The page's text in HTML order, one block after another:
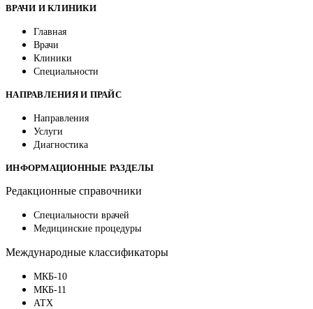
ВРАЧИ И КЛИНИКИ
Главная
Врачи
Клиники
Специальности
НАПРАВЛЕНИЯ И ПРАЙС
Направления
Услуги
Диагностика
ИНФОРМАЦИОННЫЕ РАЗДЕЛЫ
Редакционные справочники
Специальности врачей
Медицинские процедуры
Международные классификаторы
МКБ-10
МКБ-11
АТХ